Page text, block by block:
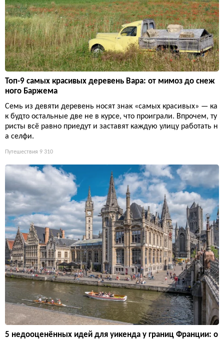
Топ-9 самых красивых деревень Вара: от мимоз до снеж
ного Баржема
Семь из девяти деревень носят знак «самых красивых» — ка
к будто остальные две не в курсе, что проиграли. Впрочем, ту
ристы всё равно приедут и заставят каждую улицу работать н
а селфи.
Путешествия 9 310
5 недооценённых идей для уикенда у границ Франции: о